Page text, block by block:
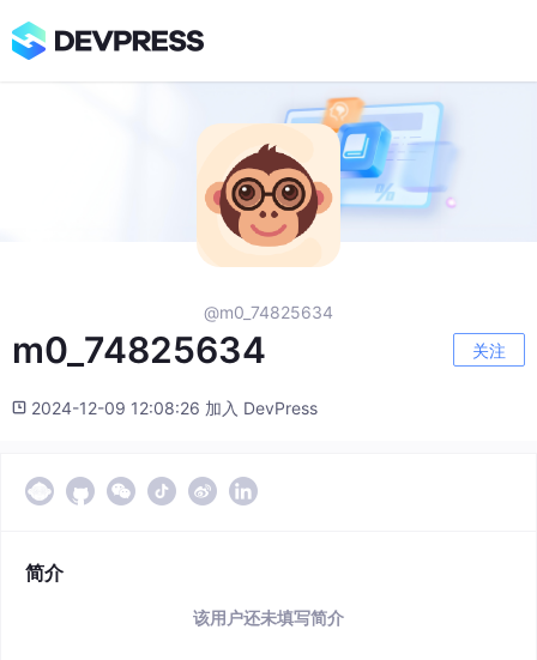
@m0_74825634
m0_74825634 关注
2024-12-09 12:08:26 加入 DevPress
简介
该用户还未填写简介